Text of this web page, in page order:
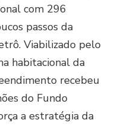
com 296
passos da
Viabilizado pelo
habitacional da
recebeu
do Fundo
a estratégia da